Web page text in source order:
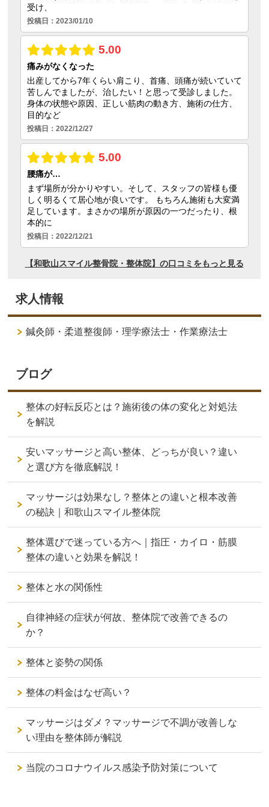
求人情報
鍼灸師・柔道整復師・理学療法士・作業療法士
ブログ
整体の好転反応とは？施術後の体の変化と対処法
を解説
安いマッサージと高い整体、どっちが良い？違い
と選び方を徹底解説！
マッサージは効果なし？整体との違いと根本改善
の秘訣｜和歌山スマイル整体院
整体選びで迷っている方へ｜指圧・カイロ・筋膜
整体の違いと効果を解説！
整体と水の関係性
自律神経の症状が何故、整体院で改善できるの
か？
整体と姿勢の関係
整体の料金はなぜ高い？
マッサージはダメ？マッサージで不調が改善しな
い理由を整体師が解説
当院のコロナウイルス感染予防対策について